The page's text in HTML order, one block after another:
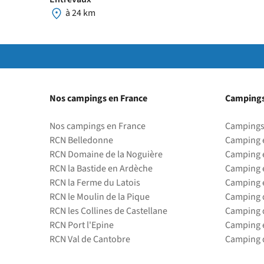
à 24 km
Nos campings en France
Nos campings en France
RCN Belledonne
RCN Domaine de la Noguière
RCN la Bastide en Ardèche
RCN la Ferme du Latois
RCN le Moulin de la Pique
RCN les Collines de Castellane
RCN Port l'Epine
RCN Val de Cantobre
Camping
Camping
Camping
Camping
Camping
Camping
Camping
Camping